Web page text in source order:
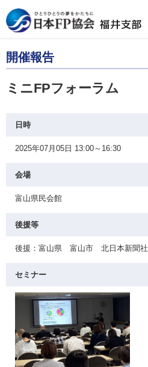
開催報告
ミニFPフォーラム
日時
2025年07月05日 13:00～16:30
会場
富山県民会館
後援等
後援：富山県 富山市 北日本新聞社
セミナー